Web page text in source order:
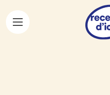
Aller au contenu principal